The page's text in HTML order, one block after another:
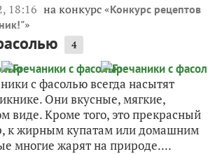
18:16 на конкурс «Конкурс рецептов
»
4
с фасолью всегда насытят
Они вкусные, мягкие,
виде. Кроме того, это прекрасный
к жирным купатам или домашним
многие жарят на природе....